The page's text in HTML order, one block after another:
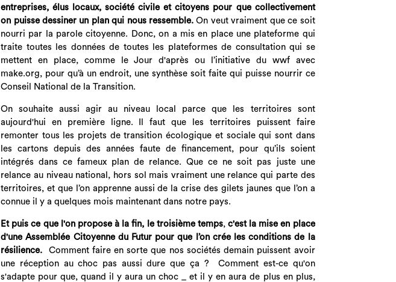
entreprises, élus locaux, société civile et citoyens pour que collectivement
on puisse dessiner un plan qui nous ressemble.On veut vraiment que ce soit
nourri par la parole citoyenne. Donc, on a mis en place une plateforme qui
traite toutes les données de toutes les plateformes de consultation qui se
mettent en place, comme le Jour d'après ou l’initiative du wwf avec
make.org, pour qu’à un endroit, une synthèse soit faite qui puisse nourrir ce
Conseil National de la Transition.
On souhaite aussi agir au niveau local parce que les territoires sont
aujourd'hui en première ligne. Il faut que les territoires puissent faire
remonter tous les projets de transition écologique et sociale qui sont dans
les cartons depuis des années faute de financement, pour qu’ils soient
intégrés dans ce fameux plan de relance. Que ce ne soit pas juste une
relance au niveau national, hors sol mais vraiment une relance qui parte des
territoires, et que l’on apprenne aussi de la crise des gilets jaunes que l’on a
connue il y a quelques mois maintenant dans notre pays.
Et puis ce que l'on propose à la fin, le troisième temps, c'est
la mise en place
d'une Assemblée Citoyenne du Futur pour que l’on crée les conditions de la
résilience. Comment faire en sorte que nos sociétés demain puissent avoir
une réception au choc pas aussi dure que ça ? Comment est-ce qu'on
s'adapte pour que, quand il y aura un choc _ et il y en aura de plus en plus,